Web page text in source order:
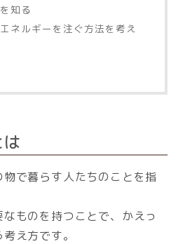
知る
ネルギーを注ぐ方法を考え
で暮らす人たちのことを指
ものを持つことで、かえっ
え方です。